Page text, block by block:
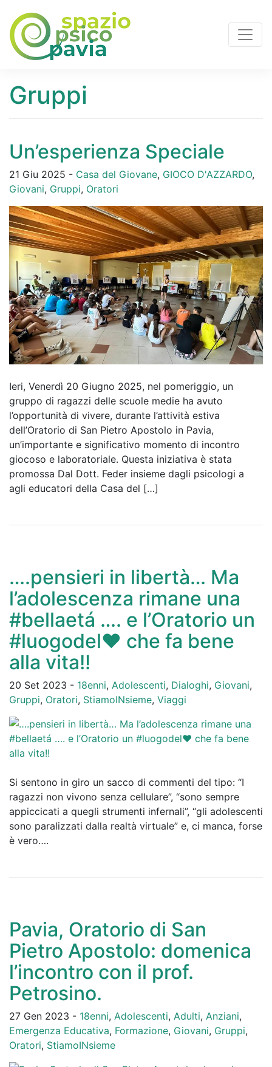
Gruppi
Un’esperienza Speciale
21 Giu 2025 - Casa del Giovane, GIOCO D'AZZARDO,
Giovani, Gruppi, Oratori
Ieri, Venerdì 20 Giugno 2025, nel pomeriggio, un
gruppo di ragazzi delle scuole medie ha avuto
l’opportunità di vivere, durante l’attività estiva
dell’Oratorio di San Pietro Apostolo in Pavia,
un’importante e significativo momento di incontro
giocoso e laboratoriale. Questa iniziativa è stata
promossa Dal Dott. Feder insieme dagli psicologi a
agli educatori della Casa del […]
….pensieri in libertà… Ma
l’adolescenza rimane una
#bellaetá …. e l’Oratorio un
#luogodel❤️ che fa bene
alla vita!!
20 Set 2023 - 18enni, Adolescenti, Dialoghi, Giovani,
Gruppi, Oratori, StiamoINsieme, Viaggi
Si sentono in giro un sacco di commenti del tipo: “I
ragazzi non vivono senza cellulare”, “sono sempre
appiccicati a quegli strumenti infernali”, “gli adolescenti
sono paralizzati dalla realtà virtuale” e, ci manca, forse
è vero….
Pavia, Oratorio di San
Pietro Apostolo: domenica
l’incontro con il prof.
Petrosino.
27 Gen 2023 - 18enni, Adolescenti, Adulti, Anziani,
Emergenza Educativa, Formazione, Giovani, Gruppi,
Oratori, StiamoINsieme